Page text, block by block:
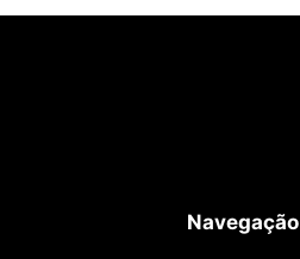
Navegação